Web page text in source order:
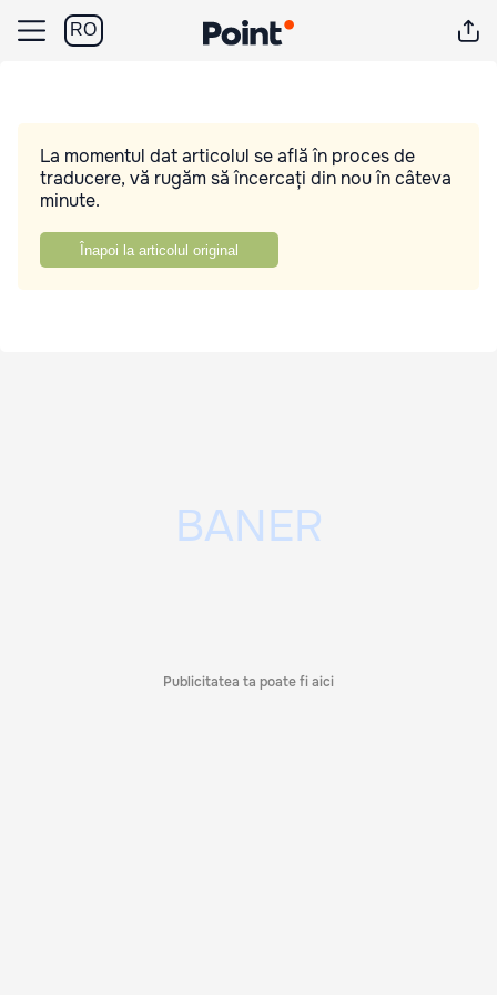
RO
La momentul dat articolul se află în proces de
traducere, vă rugăm să încercați din nou în câteva
minute.
Înapoi la articolul original
Publicitatea ta poate fi aici